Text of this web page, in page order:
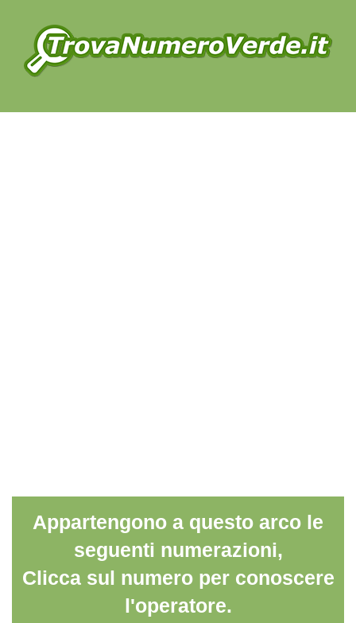
Appartengono a questo arco le
seguenti numerazioni,
Clicca sul numero per conoscere
l'operatore.